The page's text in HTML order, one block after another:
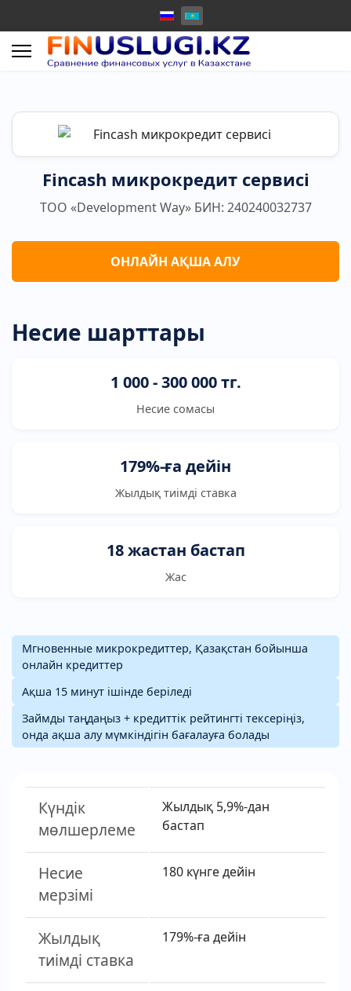
Fincash микрокредит сервисі
ТОО «Development Way» БИН: 240240032737
ОНЛАЙН АҚША АЛУ
Несие шарттары
1 000 - 300 000 тг.
Несие сомасы
179%-ға дейін
Жылдық тиімді ставка
18 жастан бастап
Жас
Мгновенные микрокредиттер, Қазақстан бойынша
онлайн кредиттер
Ақша 15 минут ішінде беріледі
Займды таңдаңыз + кредиттік рейтингті тексеріңіз,
онда ақша алу мүмкіндігін бағалауға болады
Күндік
мөлшерлеме
Жылдық 5,9%-дан
бастап
Несие
мерзімі
180 күнге дейін
Жылдық
тиімді ставка
179%-ға дейін